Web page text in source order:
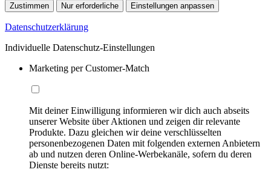
Zustimmen Nur erforderliche Einstellungen anpassen
Datenschutzerklärung
Individuelle Datenschutz-Einstellungen
Marketing per Customer-Match
Mit deiner Einwilligung informieren wir dich auch abseits
unserer Website über Aktionen und zeigen dir relevante
Produkte. Dazu gleichen wir deine verschlüsselten
personenbezogenen Daten mit folgenden externen Anbietern
ab und nutzen deren Online-Werbekanäle, sofern du deren
Dienste bereits nutzt: